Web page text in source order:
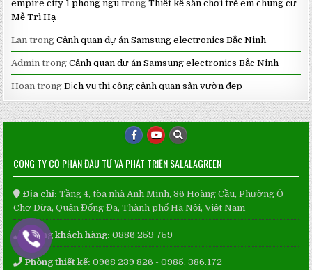
empire city 1 phong ngu trongThiết kế sân chơi trẻ em chung cư
Mễ Trì Hạ
Lan trongCảnh quan dự án Samsung electronics Bắc Ninh
Admin trongCảnh quan dự án Samsung electronics Bắc Ninh
Hoan trongDịch vụ thi công cảnh quan sân vườn đẹp
CÔNG TY CỔ PHẦN ĐẦU TƯ VÀ PHÁT TRIỂN SALALAGREEN
Địa chỉ: Tầng 4, tòa nhà Anh Minh, 36 Hoàng Cầu, Phường Ô
Chợ Dừa, Quận Đống Đa, Thành phố Hà Nội, Việt Nam
Phòng khách hàng: 0886 259 759
Phòng thiết kế: 0968 239 826 - 0985. 386.172